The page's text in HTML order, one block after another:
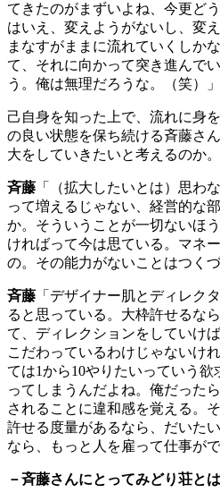
てきたのがまずいよね、今更ど
はいえ、変えようがないし、変
まなすがままに流れていくしか
て、それに向かって突き進んで
う。俺は無理だろうな。（笑）」
己自身を知った上で、流れに身
の良い状態を保ち続ける斉藤さ
大をしていきたいと考えるのか。
斉藤 「（拡大したいとは）思わ
って増えるじゃない、経営的な
か。そういうことが一切ないほ
ければって今は思ている。マネ
の。その能力がないことはつく
斉藤 「デザイナー肌とディレク
ると思っている。大枠許せるな
て、ディレクションをしていけ
こだわっているわけじゃないけ
ては1から10やりたいっていう
ってしまうんだよね。俺だった
されることに違和感を覚える。
許せる度量があるなら、だいた
なら、もっと人を雇って仕事が
－斉藤さんにとってみどり荘と